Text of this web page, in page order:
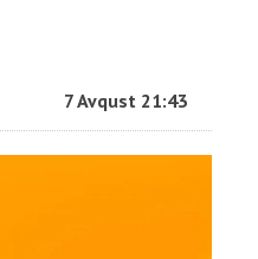
7 Avqust 21:43